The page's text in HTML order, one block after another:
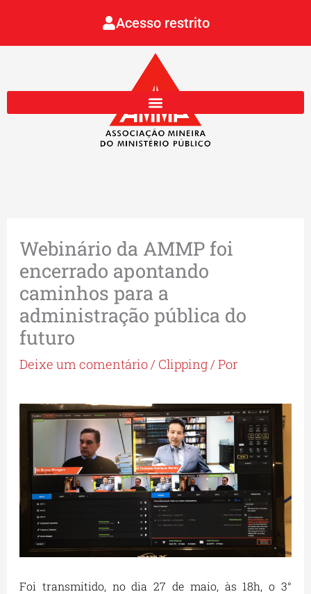
Acesso restrito
Webinário da AMMP foi
encerrado apontando
caminhos para a
administração pública do
futuro
Deixe um comentário/ Clipping/ Por
Foi transmitido, no dia 27 de maio, às 18h, o 3°